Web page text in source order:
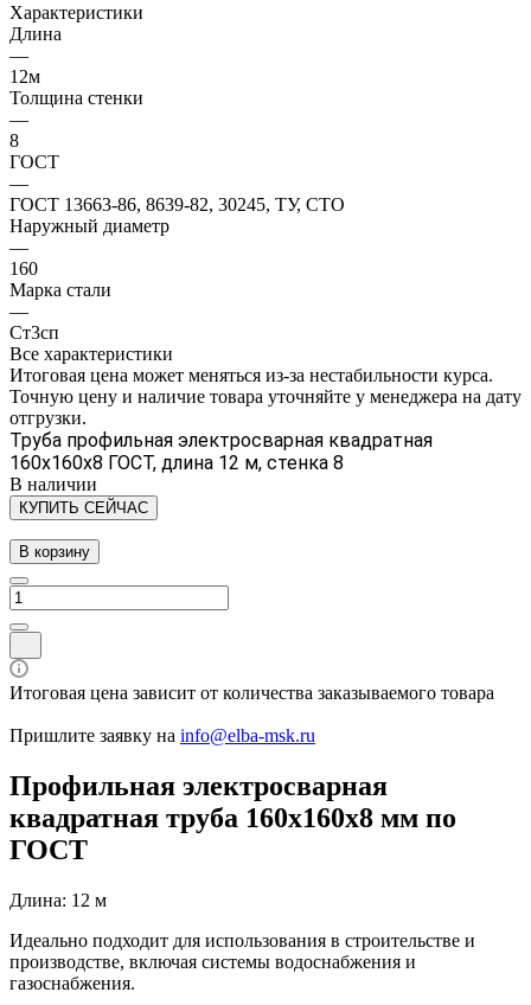
Характеристики
Длина
—
12м
Толщина стенки
—
8
ГОСТ
—
ГОСТ 13663-86, 8639-82, 30245, ТУ, СТО
Наружный диаметр
—
160
Марка стали
—
Ст3сп
Все характеристики
Итоговая цена может меняться из-за нестабильности курса.
Точную цену и наличие товара уточняйте у менеджера на дату
отгрузки.
Труба профильная электросварная квадратная
160х160х8 ГОСТ, длина 12 м, стенка 8
В наличии
КУПИТЬ СЕЙЧАС
В корзину
Итоговая цена зависит от количества заказываемого товара
Пришлите заявку на info@elba-msk.ru
Профильная электросварная
квадратная труба 160х160х8 мм по
ГОСТ
Длина: 12 м
Идеально подходит для использования в строительстве и
производстве, включая системы водоснабжения и
газоснабжения.